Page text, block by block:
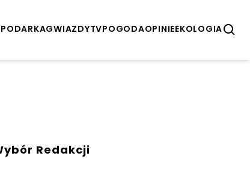
GWIAZDYTVPOGODAOPINIEEKOLOGIA
Redakcji